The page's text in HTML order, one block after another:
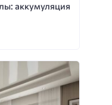
аккумуляция